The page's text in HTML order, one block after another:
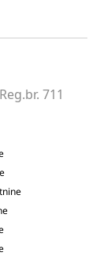
711